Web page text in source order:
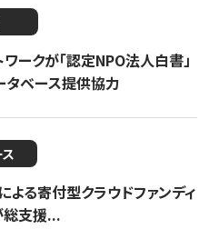
ークが「認定NPO法人白書」
タベース提供協力
よる寄付型クラウドファンディ
総支援...